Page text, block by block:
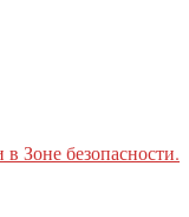
Зоне безопасности.